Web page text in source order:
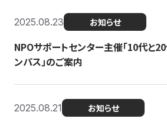
2025.08.23 お知らせ
NPOサポートセンター主催「10代と
ンパス」のご案内
2025.08.21 お知らせ